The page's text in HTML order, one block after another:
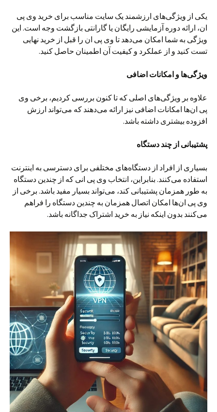
یکی از ویژگی‌های ارزشمند یک سایت مناسب برای خرید وی پی
ان، ارائه دوره آزمایشی رایگان یا گارانتی بازگشت وجه است. این
ویژگی به شما امکان می‌دهد تا وی پی ان را قبل از خرید نهایی
تست کنید و از عملکرد و کیفیت آن اطمینان حاصل کنید.
ویژگی‌ها و امکانات اضافی
علاوه بر ویژگی‌های اصلی که تا کنون بررسی کردیم، برخی وی
پی ان‌ها امکانات اضافی نیز ارائه می‌دهند که می‌تواند ارزش
افزوده بیشتری داشته باشد.
پشتیبانی از چند دستگاه
بسیاری از افراد از دستگاه‌های مختلفی برای دسترسی به اینترنت
استفاده می‌کنند. بنابراین، انتخاب وی پی انی که از چندین دستگاه
به طور همزمان پشتیبانی کند، می‌تواند بسیار مفید باشد. برخی از
وی پی ان‌ها امکان اتصال همزمان به چندین دستگاه را فراهم
می‌کنند بدون اینکه نیاز به خرید اشتراک جداگانه باشد.